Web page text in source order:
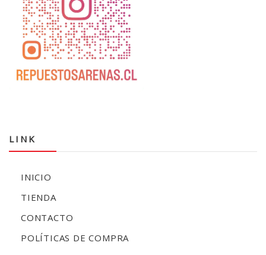
LINK
INICIO
TIENDA
CONTACTO
POLÍTICAS DE COMPRA